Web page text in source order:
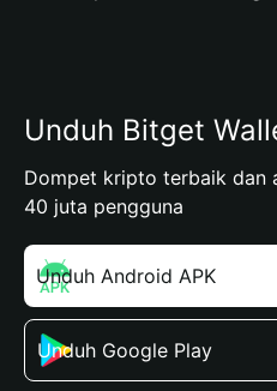
Unduh Bitget
Dompet kripto terbaik dan
40 juta pengguna
Unduh Android APK
Unduh Google Play